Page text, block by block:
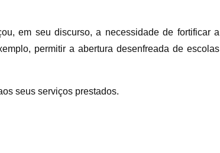
em seu discurso, a necessidade de fortificar a
permitir a abertura desenfreada de escolas
seus serviços prestados.